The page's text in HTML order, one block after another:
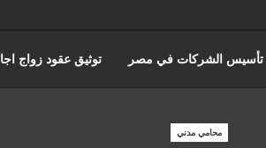
تأسيس الشركات في مصر توثيق عقود زواج
محامي مدني